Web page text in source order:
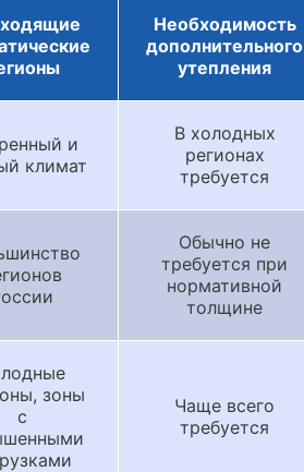
Необходимость
дополнительного
утепления
и
климат
В холодных
регионах
требуется
Обычно не
требуется при
нормативной
толщине
зоны
с
Чаще всего
требуется